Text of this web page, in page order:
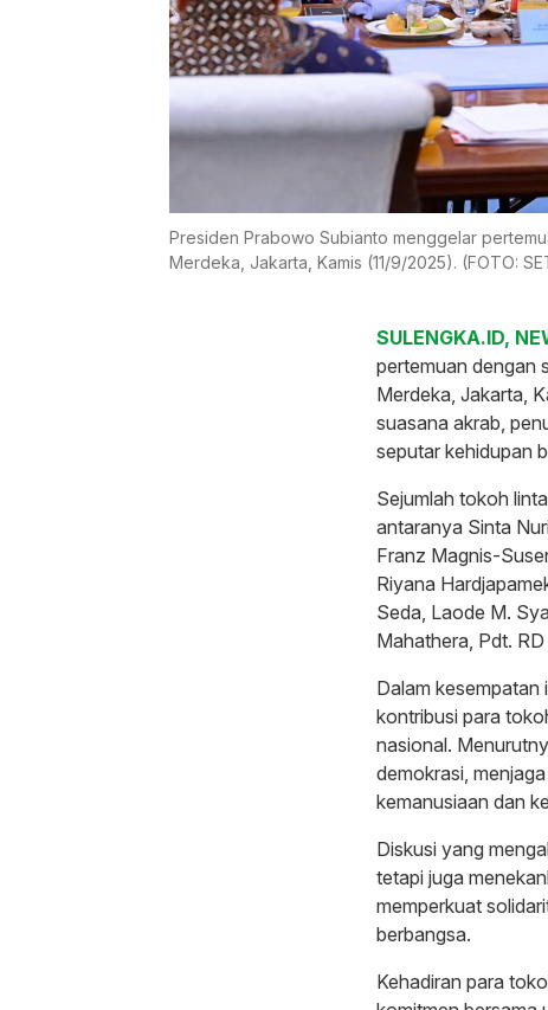
Presiden Prabowo Subianto menggelar
Merdeka, Jakarta, Kamis (11/9/2025). (FOTO:
SULENGKA.ID,
pertemuan dengan
Merdeka, Jakarta,
suasana akrab,
seputar kehidupan
Sejumlah tokoh
antaranya Sinta
Franz Magnis-
Riyana
Seda, Laode M.
Mahathera, Pdt.
Dalam
kontribusi para
nasional.
demokrasi,
kemanusiaan dan
Diskusi yang
tetapi juga
memperkuat
berbangsa.
Kehadiran para